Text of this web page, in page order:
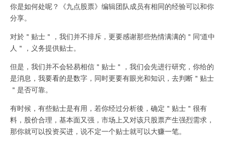
你是如何处呢？《九点股票》编辑团队成员有相同的经验可以和你
分享。
对於＂贴士＂，我们并不排斥，更要感谢那些热情满满的＂同‘道中
人＂，义务提供贴士。
但是，我们并不会轻易相信＂贴士＂，我们会先进行研究，你给的
是消息，我要看的是数字，同时更要有眼光和知识，去判断＂贴士
＂是否可靠。
有时候，有些贴士是有用，若你经过分析後，确定＂贴士＂很有
料，股价合理，基本面又强，市场上又对该只股票产生强烈需求，
那你就可以投资买进，说不定一个贴士就可以大赚一笔。